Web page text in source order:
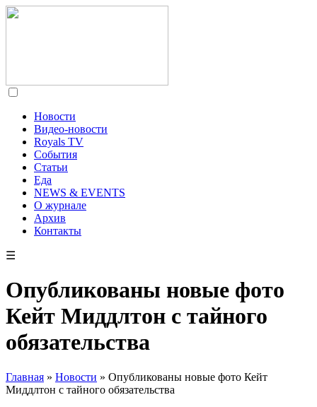
Новости
Видео-новости
Royals TV
События
Статьи
Еда
NEWS & EVENTS
О журнале
Архив
Контакты
☰
Опубликованы новые фото
Кейт Миддлтон с тайного
обязательства
Главная » Новости » Опубликованы новые фото Кейт
Миддлтон с тайного обязательства